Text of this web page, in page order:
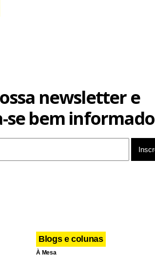
newsletter e
se bem informado
Blogs e colunas
À Mesa